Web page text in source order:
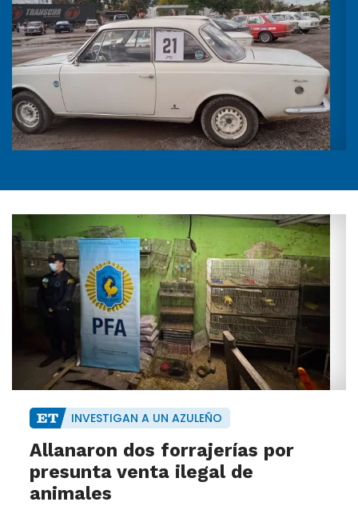
INVESTIGAN A UN AZULEÑO
Allanaron dos forrajerías por
presunta venta ilegal de
animales